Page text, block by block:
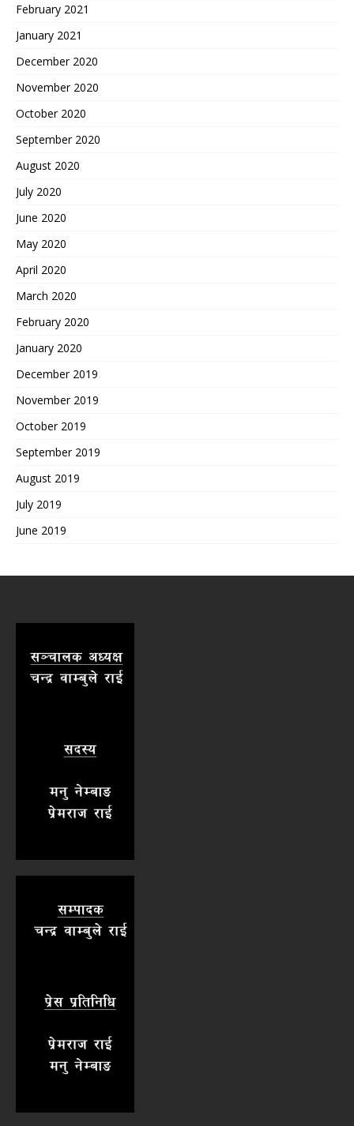
February 2021
January 2021
December 2020
November 2020
October 2020
September 2020
August 2020
July 2020
June 2020
May 2020
April 2020
March 2020
February 2020
January 2020
December 2019
November 2019
October 2019
September 2019
August 2019
July 2019
June 2019